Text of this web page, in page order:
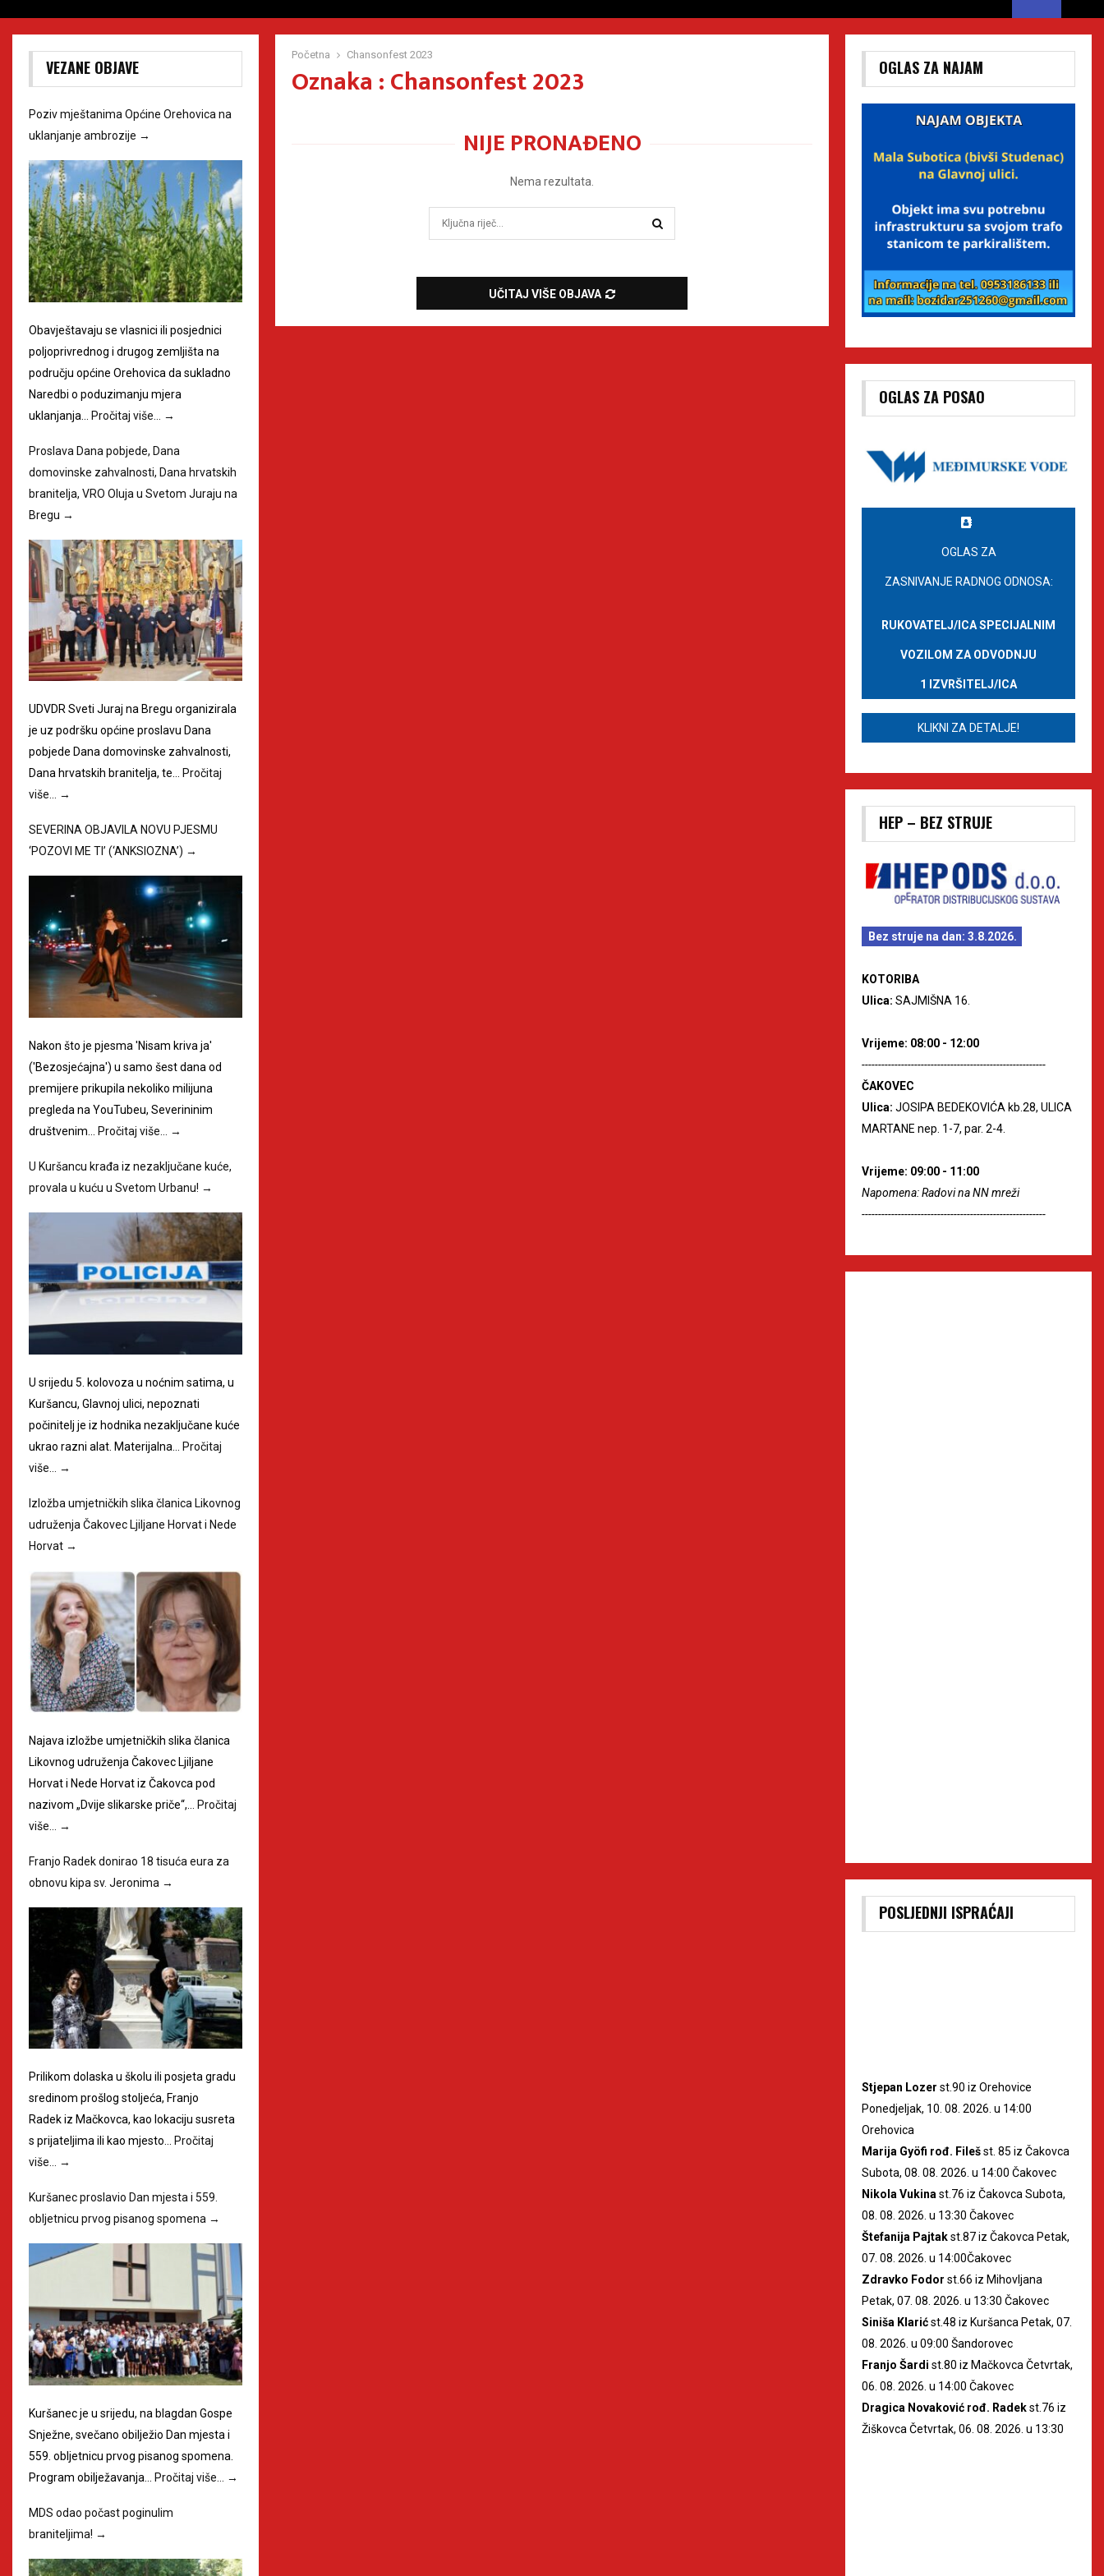
Početna Chansonfest 2023
Oznaka : Chansonfest 2023
NIJE PRONAĐENO
Nema rezultata.
UČITAJ VIŠE OBJAVA
VEZANE OBJAVE
Poziv mještanima Općine Orehovica na
uklanjanje ambrozije →
Obavještavaju se vlasnici ili posjednici
poljoprivrednog i drugog zemljišta na
području općine Orehovica da sukladno
Naredbi o poduzimanju mjera
uklanjanja…
Pročitaj više… →
Proslava Dana pobjede, Dana
domovinske zahvalnosti, Dana hrvatskih
branitelja, VRO Oluja u Svetom Juraju na
Bregu →
UDVDR Sveti Juraj na Bregu organizirala
je uz podršku općine proslavu Dana
pobjede Dana domovinske zahvalnosti,
Dana hrvatskih branitelja, te… Pročitaj
više… →
SEVERINA OBJAVILA NOVU PJESMU
‘POZOVI ME TI’ (‘ANKSIOZNA’) →
Nakon što je pjesma 'Nisam kriva ja'
('Bezosjećajna') u samo šest dana od
premijere prikupila nekoliko milijuna
pregleda na YouTubeu, Severininim
društvenim…
Pročitaj više… →
U Kuršancu krađa iz nezaključane kuće,
provala u kuću u Svetom Urbanu! →
U srijedu 5. kolovoza u noćnim satima, u
Kuršancu, Glavnoj ulici, nepoznati
počinitelj je iz hodnika nezaključane kuće
ukrao razni alat. Materijalna…
Pročitaj
više…
→
Izložba umjetničkih slika članica Likovnog
udruženja Čakovec Ljiljane Horvat i Nede
Horvat →
Najava izložbe umjetničkih slika članica
Likovnog udruženja Čakovec Ljiljane
Horvat i Nede Horvat iz Čakovca pod
nazivom „Dvije slikarske priče“,… Pročitaj
više…
→
Franjo Radek donirao 18 tisuća eura za
obnovu kipa sv. Jeronima →
Prilikom dolaska u školu ili posjeta gradu
sredinom prošlog stoljeća, Franjo
Radek iz Mačkovca, kao lokaciju susreta
s prijateljima ili kao mjesto… Pročitaj
više… →
Kuršanec proslavio Dan mjesta i 559.
obljetnicu prvog pisanog spomena →
Kuršanec je u srijedu, na blagdan Gospe
Snježne, svečano obilježio Dan mjesta i
559. obljetnicu prvog pisanog spomena.
Program obilježavanja…
Pročitaj više… →
MDS odao počast poginulim
braniteljima! →
OGLAS ZA NAJAM
OGLAS ZA POSAO
OGLAS ZA
ZASNIVANJE RADNOG ODNOSA:
RUKOVATELJ/ICA SPECIJALNIM
VOZILOM ZA ODVODNJU
1 IZVRŠITELJ/ICA
KLIKNI ZA DETALJE!
HEP – BEZ STRUJE
Bez struje na dan: 3.8.2026.
KOTORIBA
Ulica: SAJMIŠNA 16.
Vrijeme: 08:00 - 12:00
--------------------------------------------------------
ČAKOVEC
Ulica: JOSIPA BEDEKOVIĆA kb.28, ULICA
MARTANE nep. 1-7, par. 2-4.
Vrijeme: 09:00 - 11:00
Napomena: Radovi na NN mreži
--------------------------------------------------------
POSLJEDNJI ISPRAĆAJI
Stjepan Lozer st.90 iz Orehovice
Ponedjeljak, 10. 08. 2026. u 14:00
Orehovica
Marija Gyöfi rođ. Filešst. 85 iz Čakovca
Subota, 08. 08. 2026. u 14:00 Čakovec
Nikola Vukina st.76 iz Čakovca Subota,
08. 08. 2026. u 13:30 Čakovec
Štefanija Pajtakst.87 iz Čakovca Petak,
07. 08. 2026. u 14:00Čakovec
Zdravko Fodor st.66 iz Mihovljana
Petak, 07. 08. 2026. u 13:30 Čakovec
Siniša Klarićst.48 iz Kuršanca Petak, 07.
08. 2026. u 09:00 Šandorovec
Franjo Šardi st.80 iz Mačkovca Četvrtak,
06. 08. 2026. u 14:00 Čakovec
Dragica Novaković rođ. Radekst.76 iz
Žiškovca Četvrtak, 06. 08. 2026. u 13:30